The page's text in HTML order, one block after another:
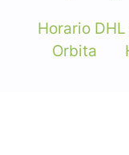
Horario
Orbita